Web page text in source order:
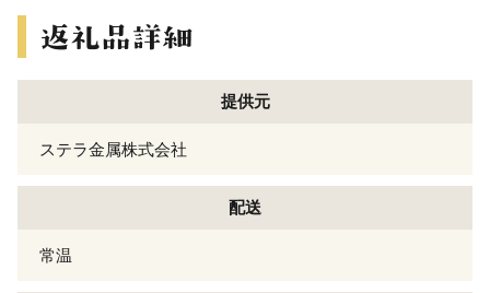
提供元
ステラ金属株式会社
配送
常温